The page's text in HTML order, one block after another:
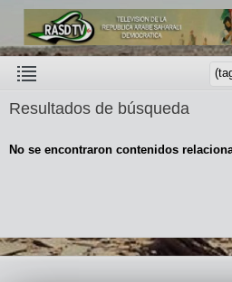
Resultados de búsqueda
No se encontraron contenidos